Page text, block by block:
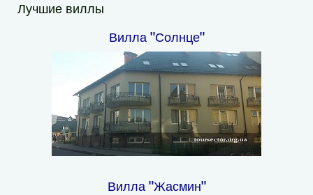
Лучшие виллы
Вилла "Солнце"
Вилла "Жасмин"